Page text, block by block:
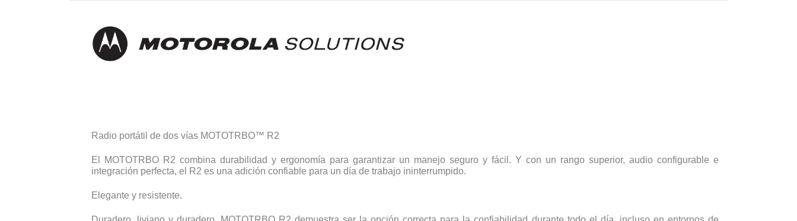
Radio portátil de dos vías MOTOTRBO™ R2
El MOTOTRBO R2 combina durabilidad y ergonomía para garantizar un manejo seguro y fácil. Y con un rango superior, audio configurable e
integración perfecta, el R2 es una adición confiable para un día de trabajo ininterrumpido.
Elegante y resistente.